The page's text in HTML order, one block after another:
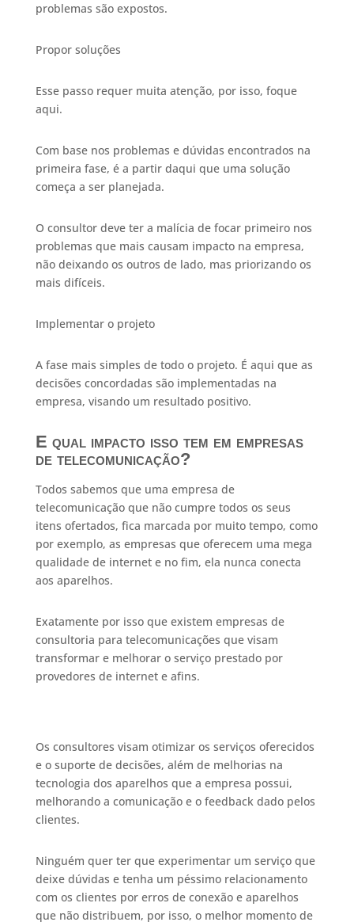
problemas são expostos.
Propor soluções
Esse passo requer muita atenção, por isso, foque
aqui.
Com base nos problemas e dúvidas encontrados na
primeira fase, é a partir daqui que uma solução
começa a ser planejada.
O consultor deve ter a malícia de focar primeiro nos
problemas que mais causam impacto na empresa,
não deixando os outros de lado, mas priorizando os
mais difíceis.
Implementar o projeto
A fase mais simples de todo o projeto. É aqui que as
decisões concordadas são implementadas na
empresa, visando um resultado positivo.
E qual impacto isso tem em empresas
de telecomunicação?
Todos sabemos que uma empresa de
telecomunicação que não cumpre todos os seus
itens ofertados, fica marcada por muito tempo, como
por exemplo, as empresas que oferecem uma mega
qualidade de internet e no fim, ela nunca conecta
aos aparelhos.
Exatamente por isso que existem empresas de
consultoria para telecomunicações que visam
transformar e melhorar o serviço prestado por
provedores de internet e afins.
Os consultores visam otimizar os serviços oferecidos
e o suporte de decisões, além de melhorias na
tecnologia dos aparelhos que a empresa possui,
melhorando a comunicação e o feedback dado pelos
clientes.
Ninguém quer ter que experimentar um serviço que
deixe dúvidas e tenha um péssimo relacionamento
com os clientes por erros de conexão e aparelhos
que não distribuem, por isso, o melhor momento de